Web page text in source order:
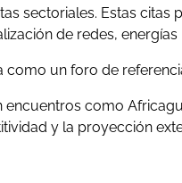
sectoriales. Estas
de redes,
como un foro de
encuentros como
y la proyección